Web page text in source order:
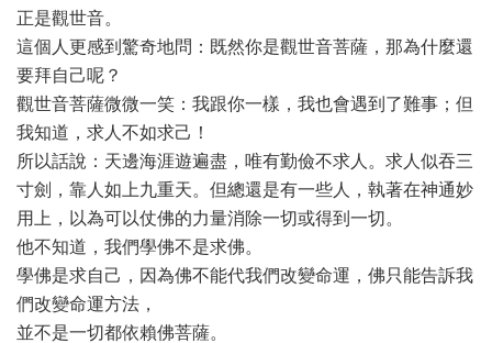
正是觀世音。
這個人更感到驚奇地問：既然你是觀世音菩薩，那為什麼還
要拜自己呢？
觀世音菩薩微微一笑：我跟你一樣，我也會遇到了難事；但
我知道，求人不如求己！
所以話說：天邊海涯遊遍盡，唯有勤儉不求人。求人似吞三
寸劍，靠人如上九重天。但總還是有一些人，執著在神通妙
用上，以為可以仗佛的力量消除一切或得到一切。
他不知道，我們學佛不是求佛。
學佛是求自己，因為佛不能代我們改變命運，佛只能告訴我
們改變命運方法，
並不是一切都依賴佛菩薩。